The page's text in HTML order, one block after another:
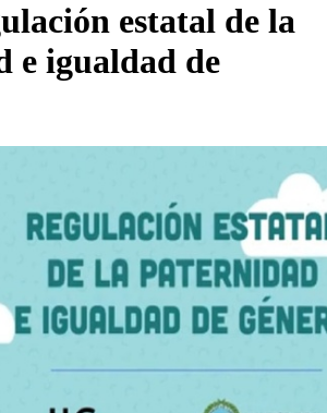
estatal de la
e igualdad de